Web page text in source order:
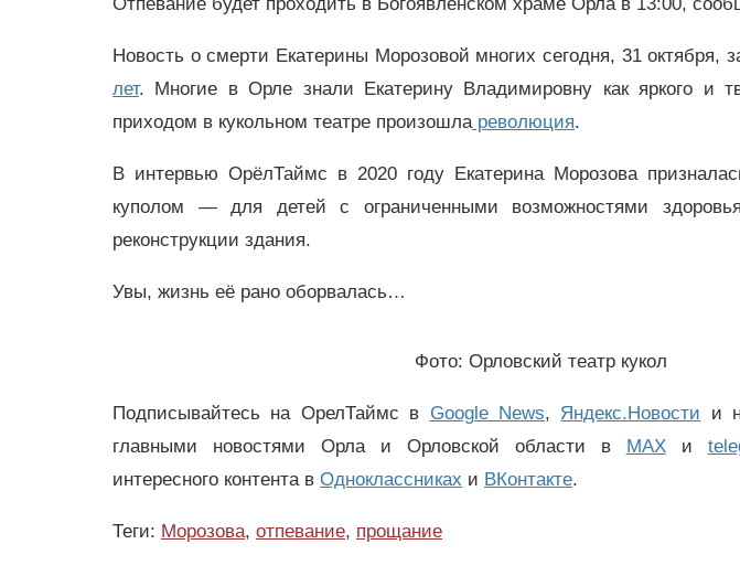
Отпевание будет проходить в Богоявленском храме Орла в 13:00,
Новость о смерти Екатерины Морозовой многих сегодня, 31 октября,
лет. Многие в Орле знали Екатерину Владимировну как яркого и
приходом в кукольном театре произошлареволюция.
В интервью ОрёлТаймс в 2020 году Екатерина Морозова
куполом — для детей с ограниченными возможностями
реконструкции здания.
Увы, жизнь её рано оборвалась…
Фото: Орловский театр кукол
Подписывайтесь на ОрелТаймс в Google News, Яндекс.Новости и
главными новостями Орла и Орловской области в
MAXи
интересного контента в Одноклассниках и ВКонтакте.
Теги: Морозова, отпевание, прощание